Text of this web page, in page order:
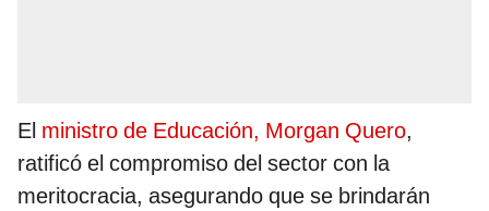
El ministro de Educación, Morgan Quero,
ratificó el compromiso del sector con la
meritocracia, asegurando que se brindarán